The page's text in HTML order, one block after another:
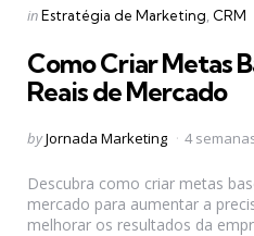
Categories
Posted
inEstratégia de Marketing CRM
Como Criar Metas
Reais de Mercado
Posted
byJornada Marketing 4
Descubra como criar metas
mercado para aumentar a
melhorar os resultados da